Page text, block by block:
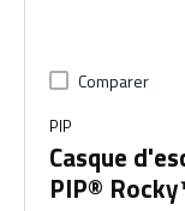
Comparer
PIP
Casque
PIP®